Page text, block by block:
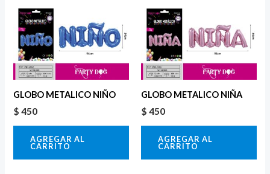
GLOBO METALICO NIÑO
$ 450
AGREGAR AL
CARRITO
GLOBO METALICO NIÑA
$ 450
AGREGAR AL
CARRITO